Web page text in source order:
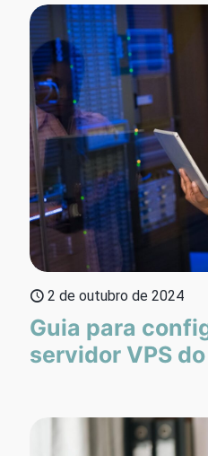
2 de outubro de 2024
Guia para
servidor VPS